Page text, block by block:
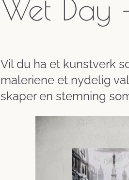
Wet Day
Vil du ha et kunstverk
maleriene et nydelig
skaper en stemning